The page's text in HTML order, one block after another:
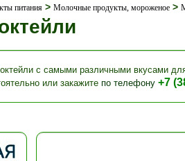
питания> Молочные продукты, мороженое>
с самыми различными вкусами
или закажите по телефону +7